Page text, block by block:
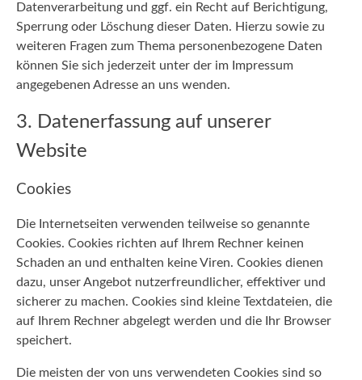
Datenverarbeitung und ggf. ein Recht auf Berichtigung,
Sperrung oder Löschung dieser Daten. Hierzu sowie zu
weiteren Fragen zum Thema personenbezogene Daten
können Sie sich jederzeit unter der im Impressum
angegebenen Adresse an uns wenden.
3. Datenerfassung auf unserer
Website
Cookies
Die Internetseiten verwenden teilweise so genannte
Cookies. Cookies richten auf Ihrem Rechner keinen
Schaden an und enthalten keine Viren. Cookies dienen
dazu, unser Angebot nutzerfreundlicher, effektiver und
sicherer zu machen. Cookies sind kleine Textdateien, die
auf Ihrem Rechner abgelegt werden und die Ihr Browser
speichert.
Die meisten der von uns verwendeten Cookies sind so